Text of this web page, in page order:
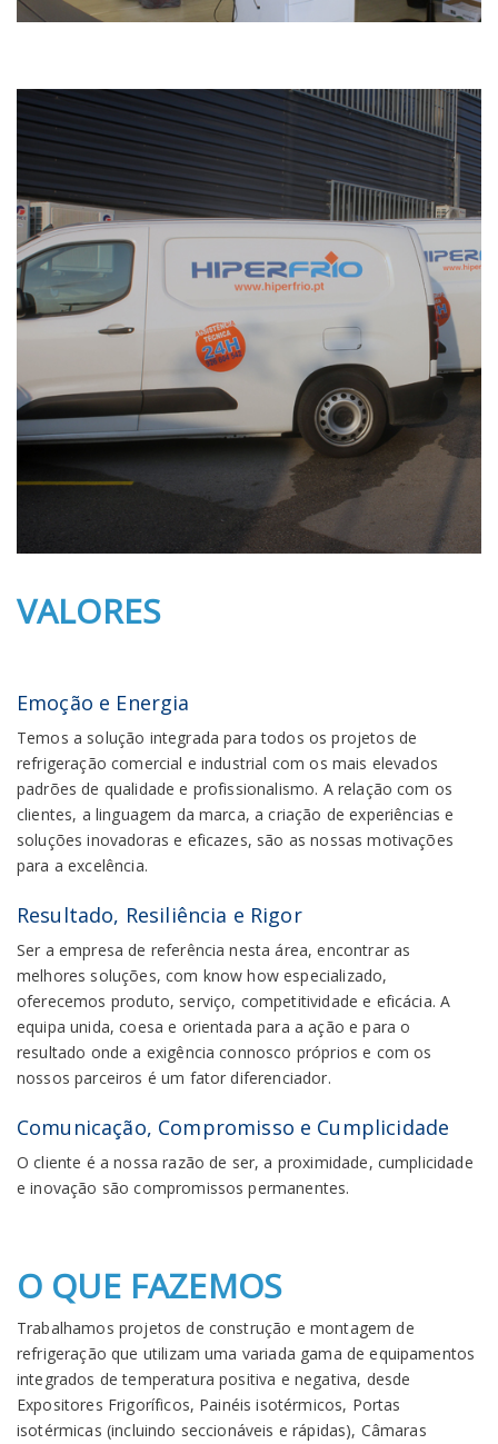
VALORES
Emoção e Energia
Temos a solução integrada para todos os projetos de
refrigeração comercial e industrial com os mais elevados
padrões de qualidade e profissionalismo. A relação com os
clientes, a linguagem da marca, a criação de experiências e
soluções inovadoras e eficazes, são as nossas motivações
para a excelência.
Resultado, Resiliência e Rigor
Ser a empresa de referência nesta área, encontrar as
melhores soluções, com know how especializado,
oferecemos produto, serviço, competitividade e eficácia. A
equipa unida, coesa e orientada para a ação e para o
resultado onde a exigência connosco próprios e com os
nossos parceiros é um fator diferenciador.
Comunicação, Compromisso e Cumplicidade
O cliente é a nossa razão de ser, a proximidade, cumplicidade
e inovação são compromissos permanentes.
O QUE FAZEMOS
Trabalhamos projetos de construção e montagem de
refrigeração que utilizam uma variada gama de equipamentos
integrados de temperatura positiva e negativa, desde
Expositores Frigoríficos, Painéis isotérmicos, Portas
isotérmicas (incluindo seccionáveis e rápidas), Câmaras